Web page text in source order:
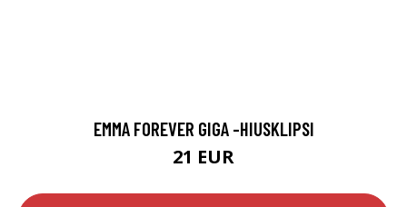
EMMA FOREVER GIGA -HIUSKLIPSI
21 EUR